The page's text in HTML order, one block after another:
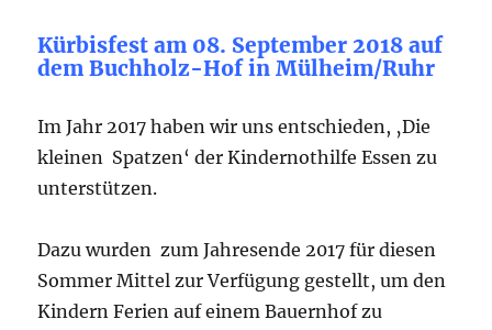
Kürbisfest am 08. September 2018 auf
dem Buchholz-Hof in Mülheim/Ruhr
Im Jahr 2017 haben wir uns entschieden, ‚Die
kleinen Spatzen‘ der Kindernothilfe Essen zu
unterstützen.
Dazu wurden zum Jahresende 2017 für diesen
Sommer Mittel zur Verfügung gestellt, um den
Kindern Ferien auf einem Bauernhof zu